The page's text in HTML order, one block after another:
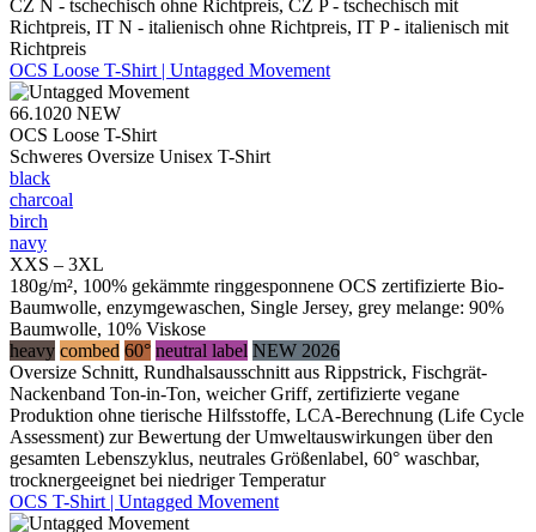
CZ N - tschechisch ohne Richtpreis, CZ P - tschechisch mit
Richtpreis, IT N - italienisch ohne Richtpreis, IT P - italienisch mit
Richtpreis
OCS Loose T-Shirt | Untagged Movement
66.1020 NEW
OCS Loose T-Shirt
Schweres Oversize Unisex T-Shirt
black
charcoal
birch
navy
XXS – 3XL
180g/m², 100% gekämmte ringgesponnene OCS zertifizierte Bio-
Baumwolle, enzymgewaschen, Single Jersey, grey melange: 90%
Baumwolle, 10% Viskose
heavy combed 60° neutral label NEW 2026
Oversize Schnitt, Rundhalsausschnitt aus Rippstrick, Fischgrät-
Nackenband Ton-in-Ton, weicher Griff, zertifizierte vegane
Produktion ohne tierische Hilfsstoffe, LCA-Berechnung (Life Cycle
Assessment) zur Bewertung der Umweltauswirkungen über den
gesamten Lebenszyklus, neutrales Größenlabel, 60° waschbar,
trocknergeeignet bei niedriger Temperatur
OCS T-Shirt | Untagged Movement